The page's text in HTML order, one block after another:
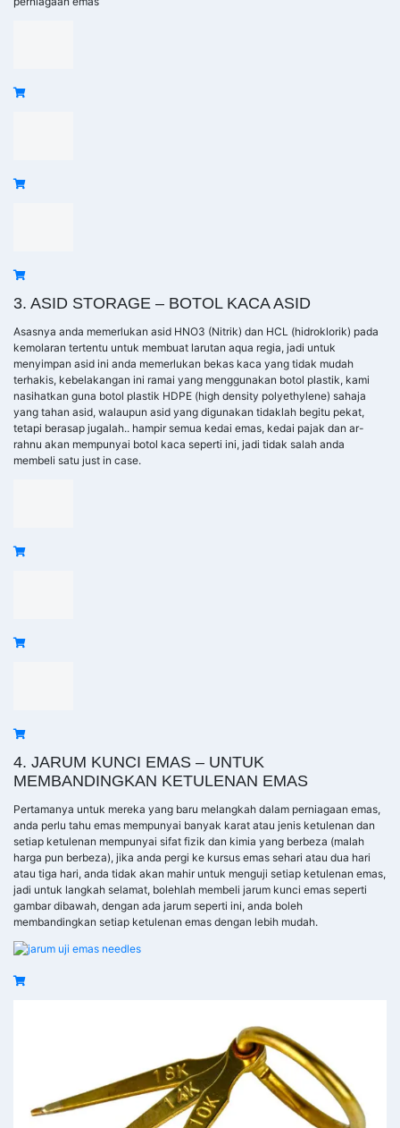
3. ASID STORAGE – BOTOL KACA ASID
Asasnya anda memerlukan asid HNO3 (Nitrik) dan HCL (hidroklorik) pada
kemolaran tertentu untuk membuat larutan aqua regia, jadi untuk
menyimpan asid ini anda memerlukan bekas kaca yang tidak mudah
terhakis, kebelakangan ini ramai yang menggunakan botol plastik, kami
nasihatkan guna botol plastik HDPE (high density polyethylene) sahaja
yang tahan asid, walaupun asid yang digunakan tidaklah begitu pekat,
tetapi berasap jugalah.. hampir semua kedai emas, kedai pajak dan ar-
rahnu akan mempunyai botol kaca seperti ini, jadi tidak salah anda
membeli satu just in case.
4. JARUM KUNCI EMAS – UNTUK
MEMBANDINGKAN KETULENAN EMAS
Pertamanya untuk mereka yang baru melangkah dalam perniagaan emas,
anda perlu tahu emas mempunyai banyak karat atau jenis ketulenan dan
setiap ketulenan mempunyai sifat fizik dan kimia yang berbeza (malah
harga pun berbeza), jika anda pergi ke kursus emas sehari atau dua hari
atau tiga hari, anda tidak akan mahir untuk menguji setiap ketulenan emas,
jadi untuk langkah selamat, bolehlah membeli jarum kunci emas seperti
gambar dibawah, dengan ada jarum seperti ini, anda boleh
membandingkan setiap ketulenan emas dengan lebih mudah.